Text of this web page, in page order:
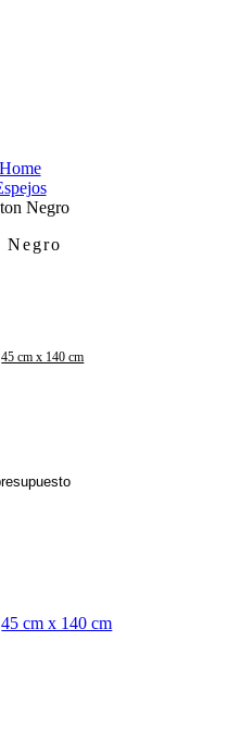
Home
Negro
Negro
45 cm x 140 cm
45 cm x 140 cm